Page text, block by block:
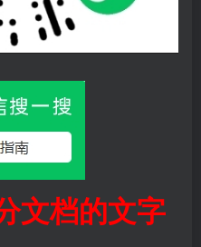
文档的文字